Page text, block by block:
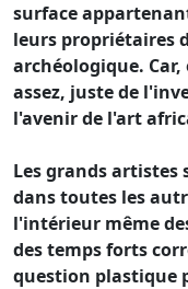
surface
leurs propriétaires
archéologique.
assez, juste de
l'avenir de l'art
Les grands artistes
dans toutes les
l'intérieur même
des temps forts
question plastique